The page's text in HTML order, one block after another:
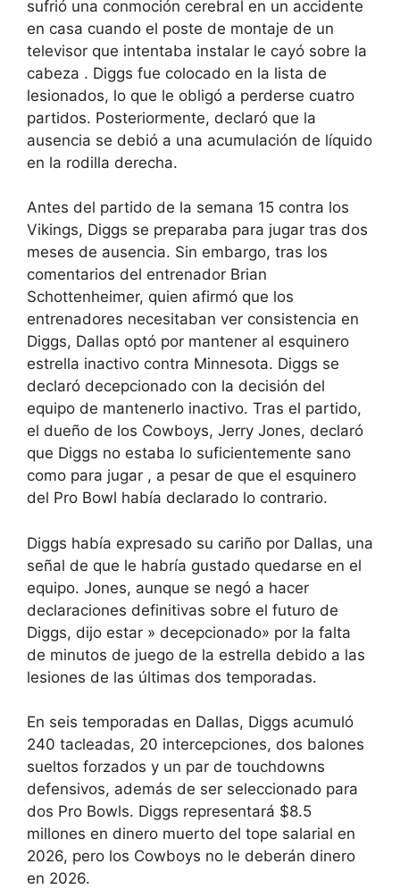
sufrió una conmoción cerebral en un accidente
en casa cuando el poste de montaje de un
televisor que intentaba instalar le cayó sobre la
cabeza . Diggs fue colocado en la lista de
lesionados, lo que le obligó a perderse cuatro
partidos. Posteriormente, declaró que la
ausencia se debió a una acumulación de líquido
en la rodilla derecha.
Antes del partido de la semana 15 contra los
Vikings, Diggs se preparaba para jugar tras dos
meses de ausencia. Sin embargo, tras los
comentarios del entrenador Brian
Schottenheimer, quien afirmó que los
entrenadores necesitaban ver consistencia en
Diggs, Dallas optó por mantener al esquinero
estrella inactivo contra Minnesota. Diggs se
declaró decepcionado con la decisión del
equipo de mantenerlo inactivo. Tras el partido,
el dueño de los Cowboys, Jerry Jones, declaró
que Diggs no estaba lo suficientemente sano
como para jugar , a pesar de que el esquinero
del Pro Bowl había declarado lo contrario.
Diggs había expresado su cariño por Dallas, una
señal de que le habría gustado quedarse en el
equipo. Jones, aunque se negó a hacer
declaraciones definitivas sobre el futuro de
Diggs, dijo estar » decepcionado» por la falta
de minutos de juego de la estrella debido a las
lesiones de las últimas dos temporadas.
En seis temporadas en Dallas, Diggs acumuló
240 tacleadas, 20 intercepciones, dos balones
sueltos forzados y un par de touchdowns
defensivos, además de ser seleccionado para
dos Pro Bowls. Diggs representará $8.5
millones en dinero muerto del tope salarial en
2026, pero los Cowboys no le deberán dinero
en 2026.